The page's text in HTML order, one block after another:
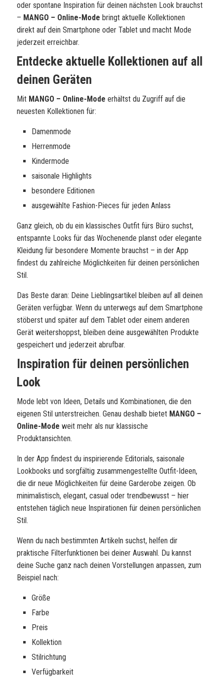
oder spontane Inspiration für deinen nächsten Look brauchst
– MANGO – Online-Mode bringt aktuelle Kollektionen
direkt auf dein Smartphone oder Tablet und macht Mode
jederzeit erreichbar.
Entdecke aktuelle Kollektionen auf all
deinen Geräten
Mit MANGO – Online-Mode erhältst du Zugriff auf die
neuesten Kollektionen für:
Damenmode
Herrenmode
Kindermode
saisonale Highlights
besondere Editionen
ausgewählte Fashion-Pieces für jeden Anlass
Ganz gleich, ob du ein klassisches Outfit fürs Büro suchst,
entspannte Looks für das Wochenende planst oder elegante
Kleidung für besondere Momente brauchst – in der App
findest du zahlreiche Möglichkeiten für deinen persönlichen
Stil.
Das Beste daran: Deine Lieblingsartikel bleiben auf all deinen
Geräten verfügbar. Wenn du unterwegs auf dem Smartphone
stöberst und später auf dem Tablet oder einem anderen
Gerät weitershoppst, bleiben deine ausgewählten Produkte
gespeichert und jederzeit abrufbar.
Inspiration für deinen persönlichen
Look
Mode lebt von Ideen, Details und Kombinationen, die den
eigenen Stil unterstreichen. Genau deshalb bietet MANGO –
Online-Mode weit mehr als nur klassische
Produktansichten.
In der App findest du inspirierende Editorials, saisonale
Lookbooks und sorgfältig zusammengestellte Outfit-Ideen,
die dir neue Möglichkeiten für deine Garderobe zeigen. Ob
minimalistisch, elegant, casual oder trendbewusst – hier
entstehen täglich neue Inspirationen für deinen persönlichen
Stil.
Wenn du nach bestimmten Artikeln suchst, helfen dir
praktische Filterfunktionen bei deiner Auswahl. Du kannst
deine Suche ganz nach deinen Vorstellungen anpassen, zum
Beispiel nach:
Größe
Farbe
Preis
Kollektion
Stilrichtung
Verfügbarkeit